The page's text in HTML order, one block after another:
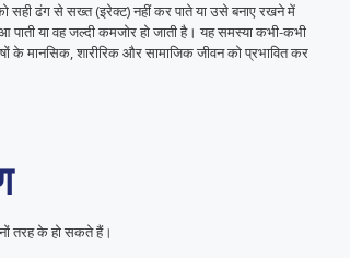
ढंग से सख्त (इरेक्ट) नहीं कर पाते या उसे बनाए रखने में
या वह जल्दी कमजोर हो जाती है। यह समस्या कभी-कभी
मानसिक, शारीरिक और सामाजिक जीवन को प्रभावित कर
तरह के हो सकते हैं।